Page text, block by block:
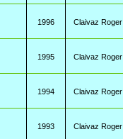
1996 Claivaz Roger
1995 Claivaz Roger
1994 Claivaz Roger
1993 Claivaz Roger